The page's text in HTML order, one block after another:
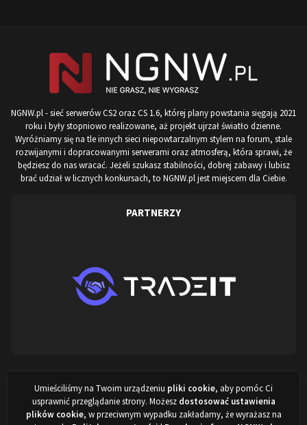
NGNW.pl - sieć serwerów CS2 oraz CS 1.6, której plany powstania sięgają 2021
roku i były stopniowo realizowane, aż projekt ujrzał światło dzienne.
Wyróżniamy się na tle innych sieci niepowtarzalnym stylem na forum, stale
rozwijanymi i dopracowanymi serwerami oraz atmosferą, która sprawi, że
będziesz do nas wracać. Jeżeli szukasz stabilności, dobrej zabawy i lubisz
brać udział w licznych konkursach, to NGNW.pl jest miejscem dla Ciebie.
PARTNERZY
Projekt stworzony przez: ARISovsky ,NewITVision.pl & NGNW.pl
2022 - 2026
Umieściliśmy na Twoim urządzeniu pliki cookie, aby pomóc Ci
usprawnić przeglądanie strony. Możesz dostosować ustawienia
plików cookie, w przeciwnym wypadku zakładamy, że wyrażasz na